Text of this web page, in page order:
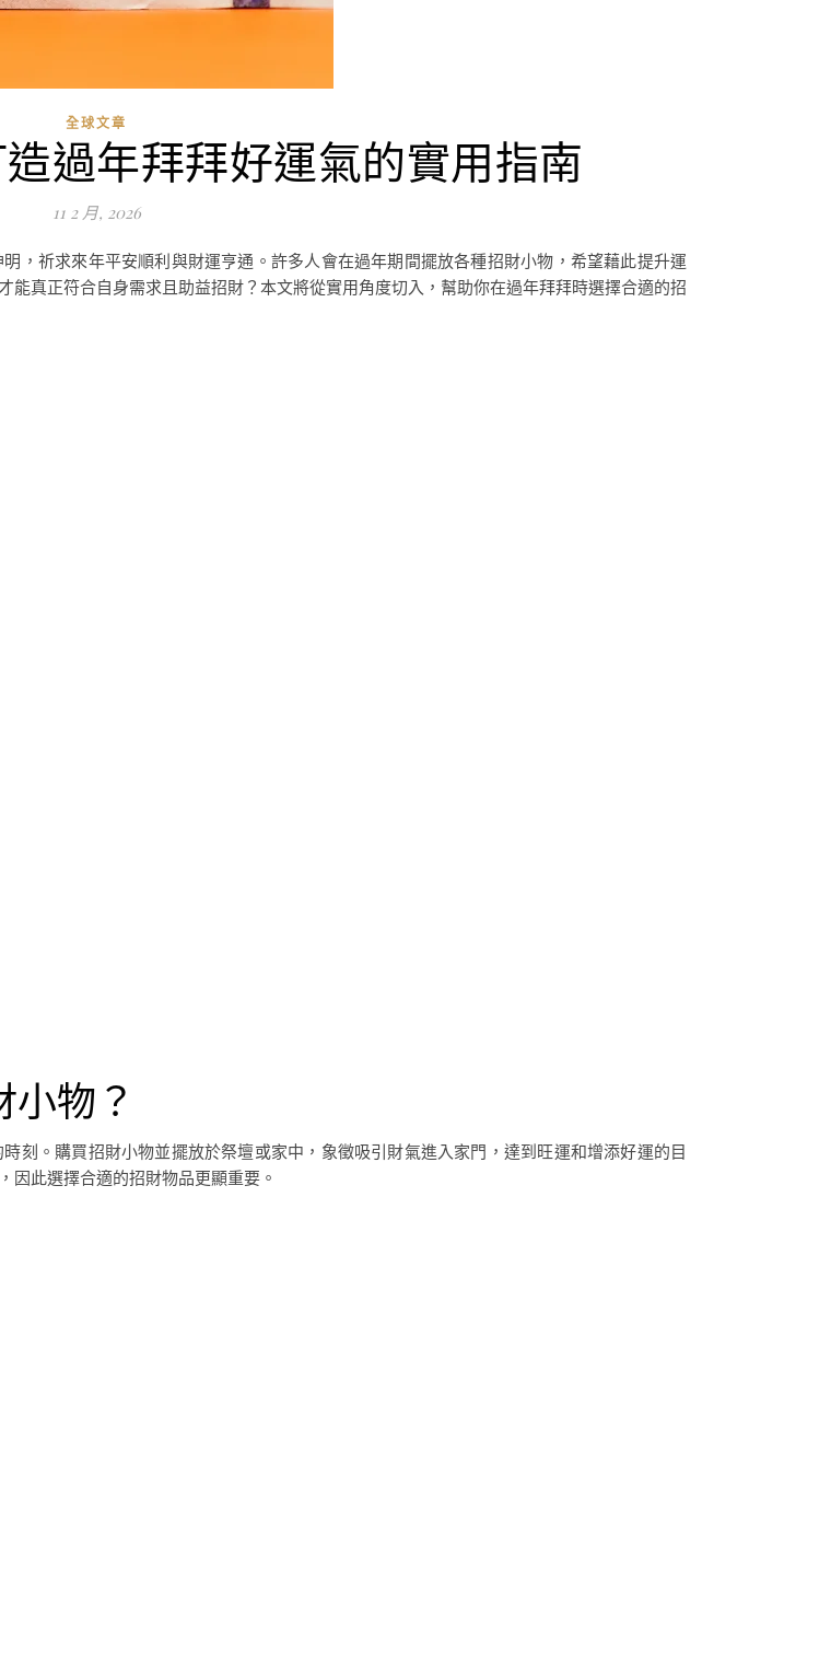
全球文章
過年拜拜好運氣的實用指南
11 2 月, 2026
，祈求來年平安順利與財運亨通。許多人會在過年期間擺放各種招財小物，希望藉此提升運
真正符合自身需求且助益招財？本文將從實用角度切入，幫助你在過年拜拜時選擇合適的招
物？
刻。購買招財小物並擺放於祭壇或家中，象徵吸引財氣進入家門，達到旺運和增添好運的目
因此選擇合適的招財物品更顯重要。